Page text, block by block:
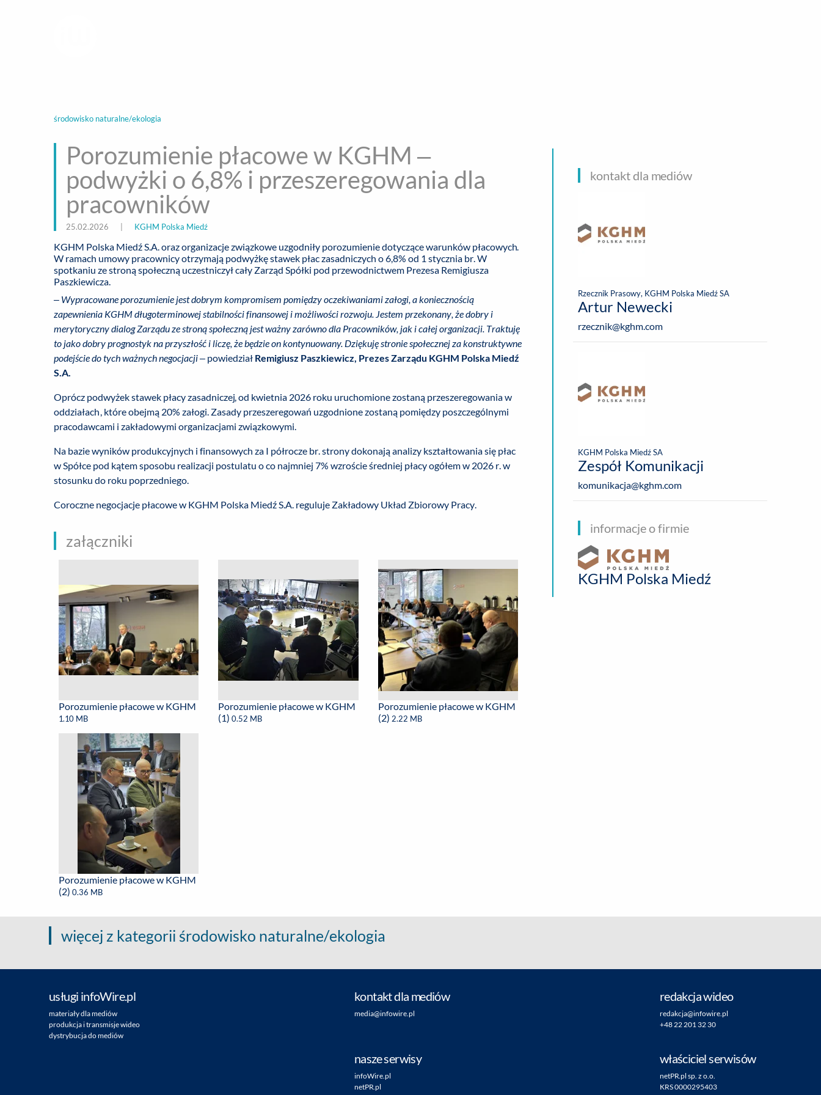
środowisko naturalne/ekologia
Porozumienie płacowe w KGHM –
podwyżki o 6,8% i przeszeregowania dla
pracowników
25.02.2026 KGHM Polska Miedź
KGHM Polska Miedź S.A. oraz organizacje związkowe uzgodniły porozumienie dotyczące warunków płacowych.
W ramach umowy pracownicy otrzymają podwyżkę stawek płac zasadniczych o 6,8% od 1 stycznia br. W
spotkaniu ze stroną społeczną uczestniczył cały Zarząd Spółki pod przewodnictwem Prezesa Remigiusza
Paszkiewicza.
– Wypracowane porozumienie jest dobrym kompromisem pomiędzy oczekiwaniami załogi, a koniecznością
zapewnienia KGHM długoterminowej stabilności finansowej i możliwości rozwoju. Jestem przekonany, że dobry i
merytoryczny dialog Zarządu ze stroną społeczną jest ważny zarówno dla Pracowników, jak i całej organizacji. Traktuję
to jako dobry prognostyk na przyszłość i liczę, że będzie on kontynuowany. Dziękuję stronie społecznej za konstruktywne
podejście do tych ważnych negocjacji– powiedział Remigiusz Paszkiewicz, Prezes Zarządu KGHM Polska Miedź
S.A.
Oprócz podwyżek stawek płacy zasadniczej, od kwietnia 2026 roku uruchomione zostaną przeszeregowania w
oddziałach, które obejmą 20% załogi. Zasady przeszeregowań uzgodnione zostaną pomiędzy poszczególnymi
pracodawcami i zakładowymi organizacjami związkowymi.
Na bazie wyników produkcyjnych i finansowych za I półrocze br. strony dokonają analizy kształtowania się płac
w Spółce pod kątem sposobu realizacji postulatu o co najmniej 7% wzroście średniej płacy ogółem w 2026 r. w
stosunku do roku poprzedniego.
Coroczne negocjacje płacowe w KGHM Polska Miedź S.A. reguluje Zakładowy Układ Zbiorowy Pracy.
załączniki
Porozumienie płacowe w KGHM
1.10 MB
Porozumienie płacowe w KGHM
(1)0.52 MB
Porozumienie płacowe w KGHM
(2) 2.22 MB
Porozumienie płacowe w KGHM
(2) 0.36 MB
kontakt dla mediów
Rzecznik Prasowy, KGHM Polska Miedź SA
Artur Newecki
rzecznik@kghm.com
KGHM Polska Miedź SA
Zespół Komunikacji
komunikacja@kghm.com
informacje o firmie
KGHM Polska Miedź
więcej z kategorii środowisko naturalne/ekologia
usługi infoWire.pl
materiały dla mediów
produkcja i transmisje wideo
dystrybucja do mediów
kontakt dla mediów
media@infowire.pl
redakcja wideo
redakcja@infowire.pl
+48 22 201 32 30
nasze serwisy
infoWire.pl
netPR.pl
właściciel serwisów
netPR.pl sp. z o.o.
KRS 0000295403